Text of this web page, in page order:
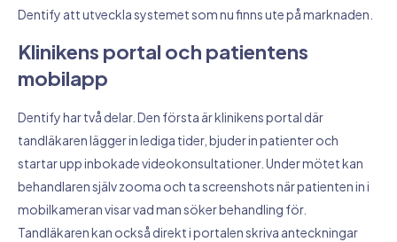
Dentify att utveckla systemet som nu finns ute på marknaden.
Klinikens portal och patientens
mobilapp
Dentify har två delar. Den första är klinikens portal där
tandläkaren lägger in lediga tider, bjuder in patienter och
startar upp inbokade videokonsultationer. Under mötet kan
behandlaren själv zooma och ta screenshots när patienten in i
mobilkameran visar vad man söker behandling för.
Tandläkaren kan också direkt i portalen skriva anteckningar